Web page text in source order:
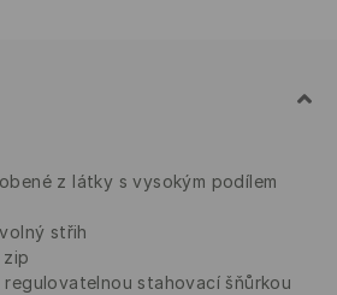
z látky s vysokým podílem
střih
zip
stahovací šňůrkou